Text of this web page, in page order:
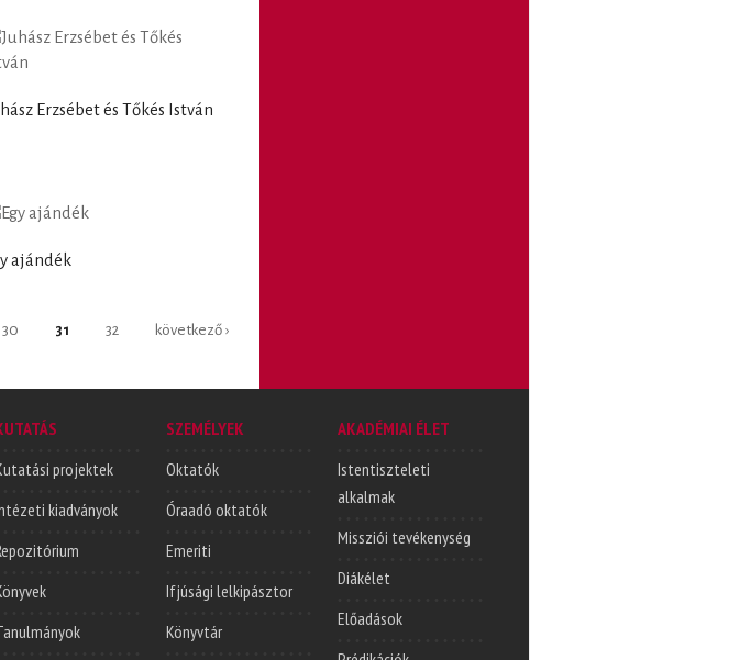
Erzsébet és Tőkés István
ajándék
30 31 32
következő ›
projektek
kiadványok
SZEMÉLYEK
Oktatók
Óraadó oktatók
Emeriti
Ifjúsági lelkipásztor
Könyvtár
AKADÉMIAI ÉLET
Istentiszteleti
alkalmak
Missziói tevékenység
Diákélet
Előadások